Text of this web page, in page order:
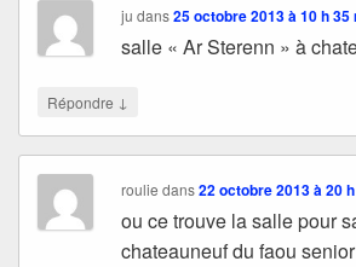
ju dans25 octobre 2013 à 10 h 35
salle « Ar Sterenn » à
Répondre ↓
roulie dans22 octobre 2013 à 20
ou ce trouve la salle pour
chateauneuf du faou